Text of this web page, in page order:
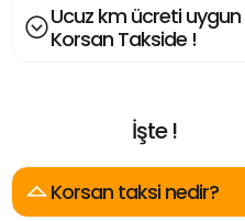
Ucuz km ücreti
Korsan Takside !
İşte !
Korsan taksi nedir?